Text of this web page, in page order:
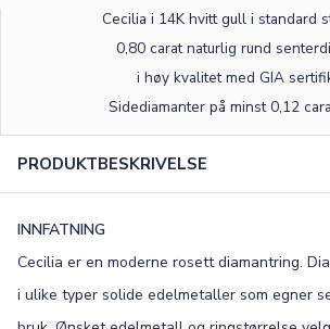
Cecilia i 14K hvitt gulli standard
0,80 carat naturlig rund
i høy kvalitet med GIA
Sidediamanter på minst 0,12
PRODUKTBESKRIVELSE
INNFATNING
Cecilia er en moderne rosett diamantring.
i ulike typer solide edelmetaller som egner